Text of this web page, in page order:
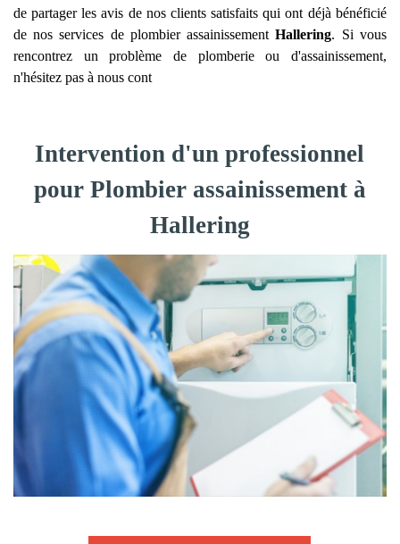
de partager les avis de nos clients satisfaits qui ont déjà bénéficié
de nos services de plombier assainissementHallering. Si vous
rencontrez un problème de plomberie ou d'assainissement,
n'hésitez pas à nous cont
Intervention d'un professionnel
pour Plombier assainissement à
Hallering